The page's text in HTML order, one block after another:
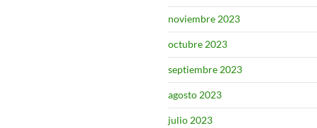
noviembre 2023
octubre 2023
septiembre 2023
agosto 2023
julio 2023